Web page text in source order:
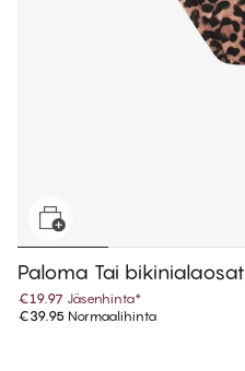
Paloma Tai bikinialaosat
€19.97 Jäsenhinta*
€39.95 Normaalihinta